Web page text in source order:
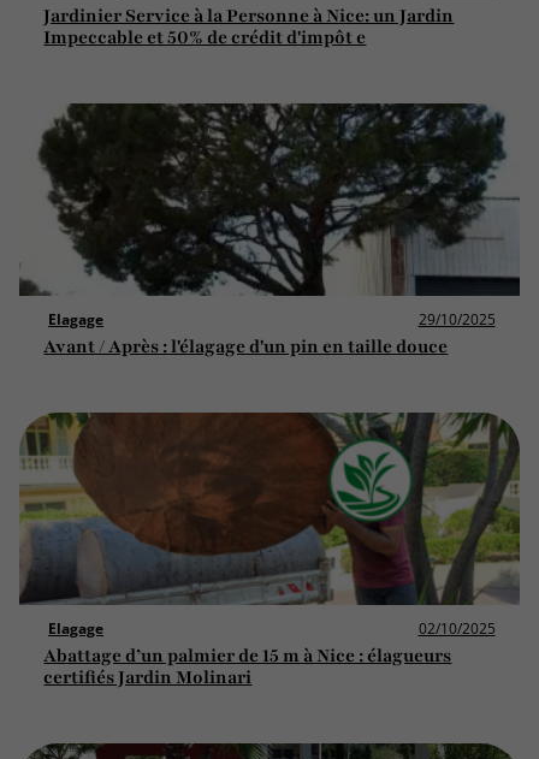
Jardinier Service à la Personne à Nice: un Jardin
Impeccable et 50% de crédit d'impôt e
Elagage 29/10/2025
Avant / Après : l'élagage d'un pin en taille douce
Elagage 02/10/2025
Abattage d’un palmier de 15 m à Nice : élagueurs
certifiés Jardin Molinari